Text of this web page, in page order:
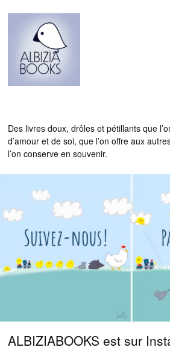
Des livres doux, drôles et pétillants que
d’amour et de soi, que l’on offre aux
l’on conserve en souvenir.
ACCUEIL
LIVRES
AUTRES PRODUITS
ÉDITIONS ALBIZIABOOKS –
CONTACT
ALBIZIABOOKS est sur